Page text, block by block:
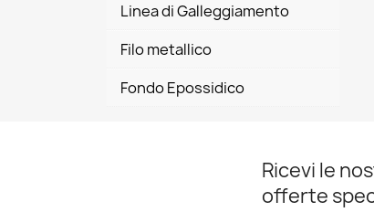
Linea di Galleggiamento
Filo metallico
Fondo Epossidico
Ricevi le
offerte